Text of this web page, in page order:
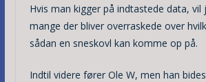
Hvis man kigger på indtastede data,
mange der bliver overraskede over
sådan en sneskovl kan komme op på.
Indtil videre fører Ole W, men han